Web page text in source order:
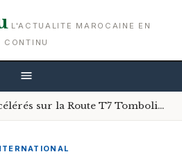
L'ACTUALITE MAROCAINE EN
CONTINU
Travaux Accélérés sur la Route T7 Tombolia à Conakry : Un Soulagement Après des Années de Galère